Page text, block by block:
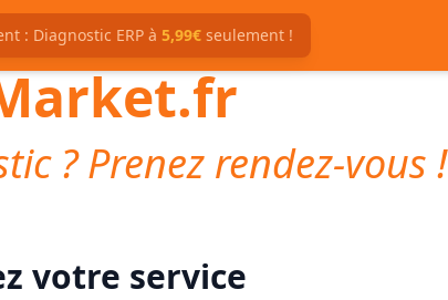
: Diagnostic ERP à 5,99€seulement !
? Prenez rendez-vous !
votre service